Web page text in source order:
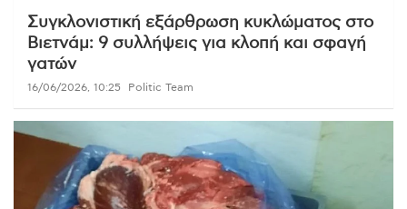
Συγκλονιστική εξάρθρωση κυκλώματος στο
Βιετνάμ: 9 συλλήψεις για κλοπή και σφαγή
γατών
16/06/2026, 10:25 Politic Team